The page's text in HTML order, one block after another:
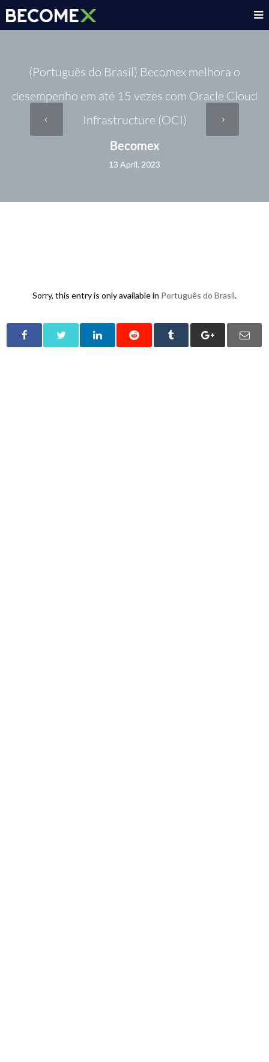
(Português do Brasil) Becomex melhora o
desempenho em até 15 vezes com Oracle Cloud
Infrastructure (OCI)
Becomex
13 April, 2023
Sorry, this entry is only available in Português do Brasil.